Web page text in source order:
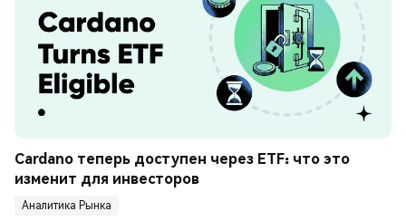
Cardano теперь доступен через ETF: что это
изменит для инвесторов
Аналитика Рынка